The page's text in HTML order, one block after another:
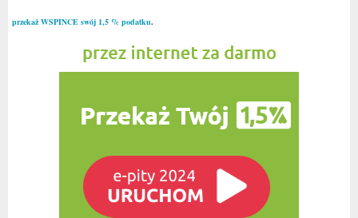
przekaż WSPINCE swój 1,5 % podatku.